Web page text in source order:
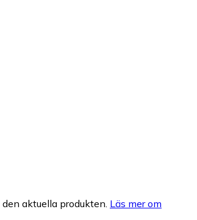
aktuella produkten. Läs mer om